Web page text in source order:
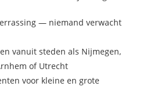
— niemand verwacht
vanuit steden als Nijmegen,
of Utrecht
voor kleine en grote